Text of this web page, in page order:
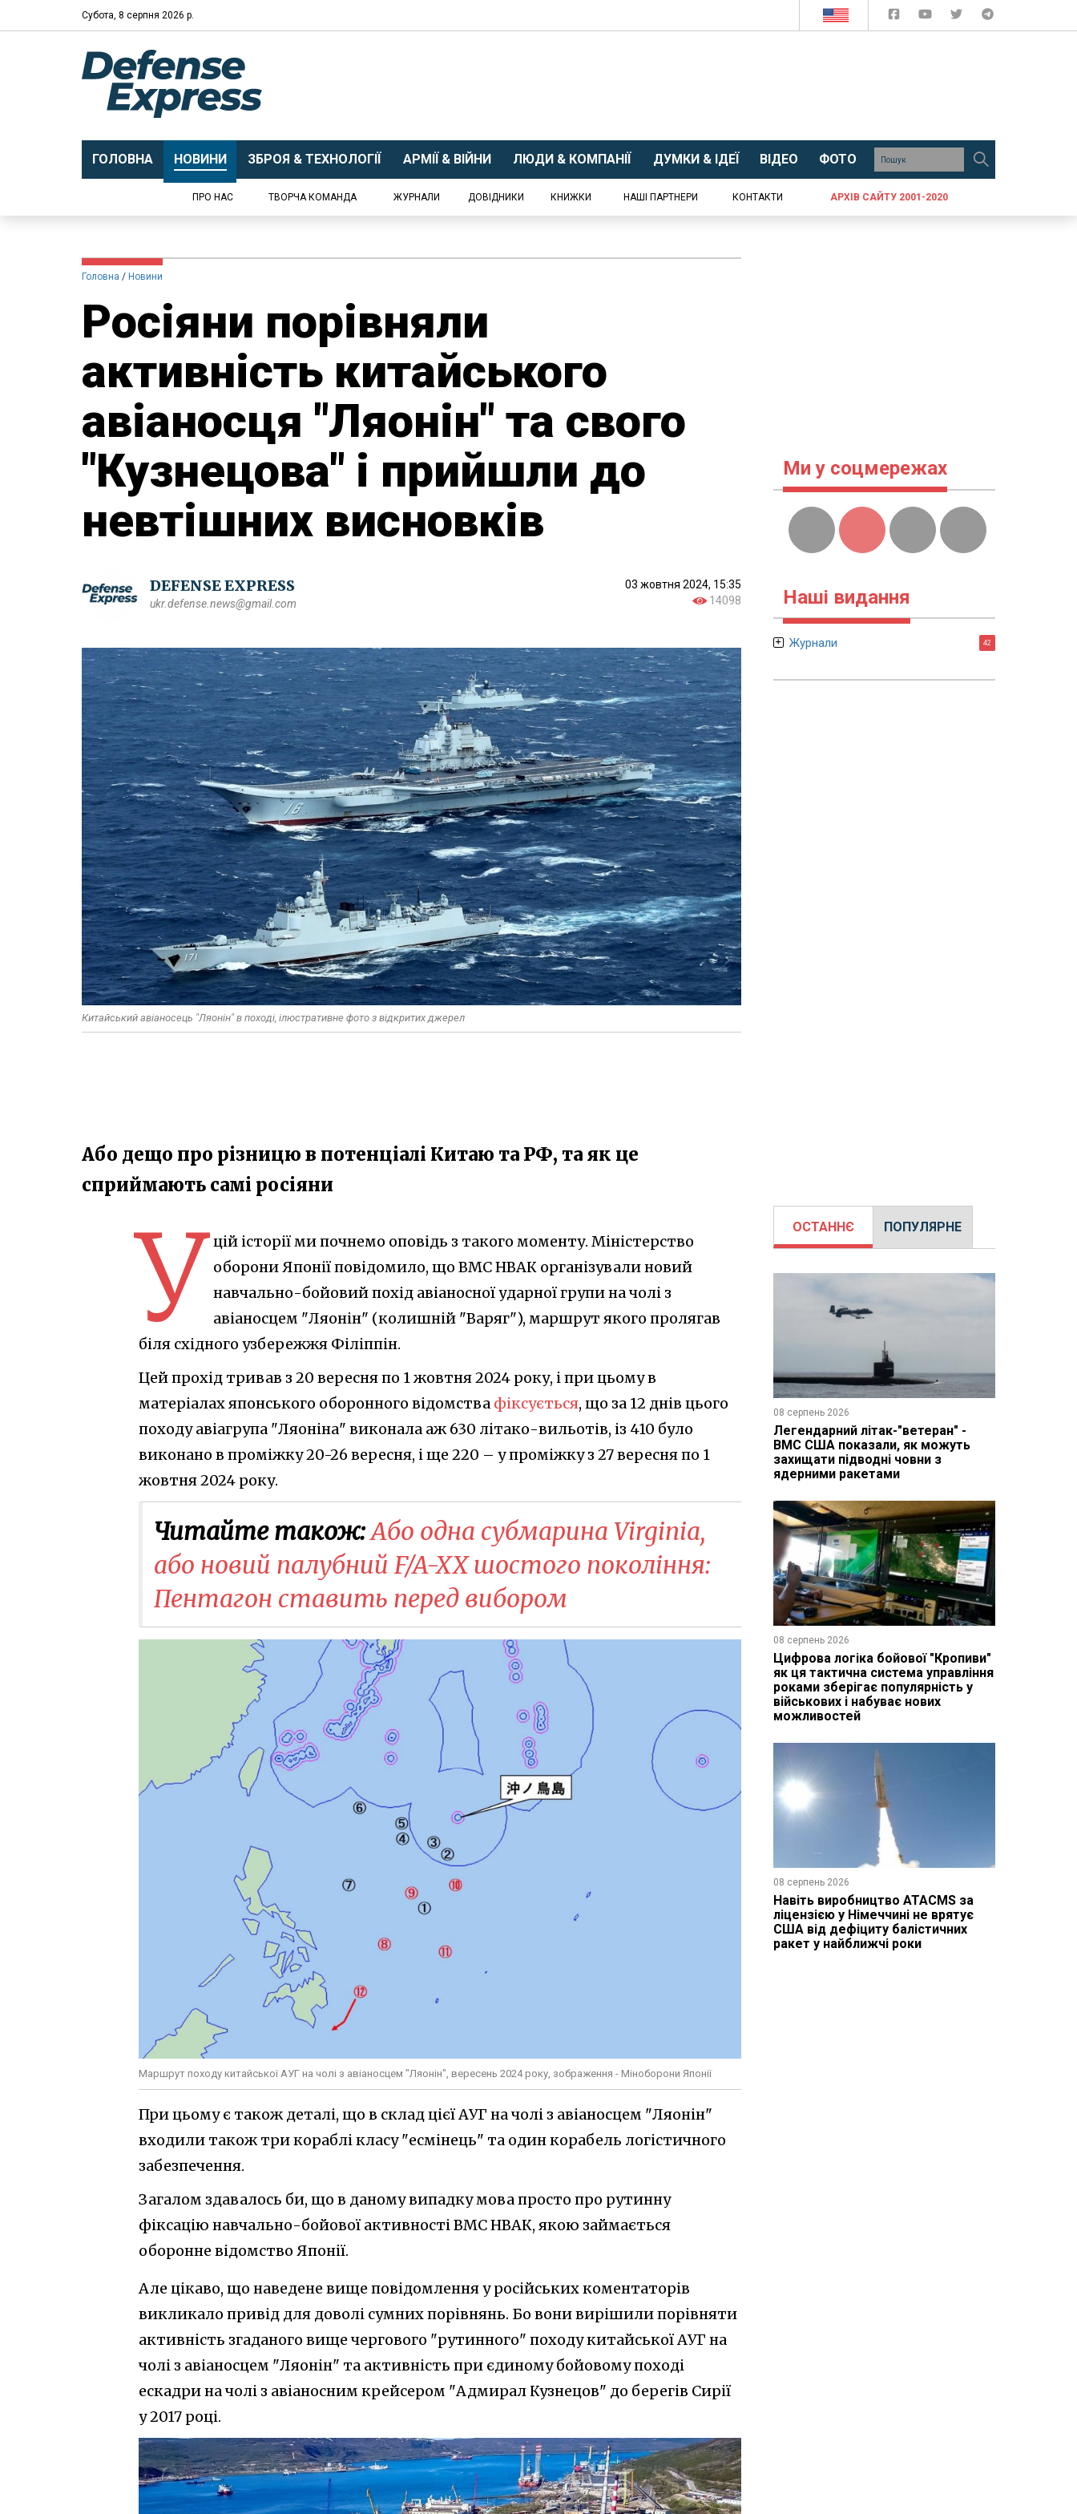
Субота, 8 серпня 2026 р.
ГОЛОВНА НОВИНИ ЗБРОЯ & ТЕХНОЛОГІЇ АРМІЇ & ВІЙНИ ЛЮДИ & КОМПАНІЇ ДУМКИ & ІДЕЇ ВІДЕО ФОТО
ПРО НАС ТВОРЧА КОМАНДА ЖУРНАЛИ ДОВІДНИКИ КНИЖКИ НАШІ ПАРТНЕРИ КОНТАКТИ АРХІВ САЙТУ 2001-2020
Головна Новини
Росіяни порівняли
активність китайського
авіаносця "Ляонін" та свого
"Кузнецова" і прийшли до
невтішних висновків
DEFENSE EXPRESS
ukr.defense.news@gmail.com
03 жовтня 2024, 15:35
14098
Китайський авіаносець "Ляонін" в поході, ілюстративне фото з відкритих джерел
Або дещо про різницю в потенціалі Китаю та РФ, та як це
сприймають самі росіяни
У цій історії ми почнемо оповідь з такого моменту. Міністерство
оборони Японії повідомило, що ВМС НВАК організували новий
навчально-бойовий похід авіаносної ударної групи на чолі з
авіаносцем "Ляонін" (колишній "Варяг"), маршрут якого пролягав
біля східного узбережжя Філіппін.
Цей прохід тривав з 20 вересня по 1 жовтня 2024 року, і при цьому в
матеріалах японського оборонного відомства фіксується, що за 12 днів цього
походу авіагрупа "Ляоніна" виконала аж 630 літако-вильотів, із 410 було
виконано в проміжку 20-26 вересня, і ще 220 – у проміжку з 27 вересня по 1
жовтня 2024 року.
Читайте також:Або одна субмарина Virginia,
або новий палубний F/A-XX шостого покоління:
Пентагон ставить перед вибором
Маршрут походу китайської АУГ на чолі з авіаносцем "Ляонін", вересень 2024 року, зображення - Міноборони Японії
При цьому є також деталі, що в склад цієї АУГ на чолі з авіаносцем "Ляонін"
входили також три кораблі класу "есмінець" та один корабель логістичного
забезпечення.
Загалом здавалось би, що в даному випадку мова просто про рутинну
фіксацію навчально-бойової активності ВМС НВАК, якою займається
оборонне відомство Японії.
Але цікаво, що наведене вище повідомлення у російських коментаторів
викликало привід для доволі сумних порівнянь. Бо вони вирішили порівняти
активність згаданого вище чергового "рутинного" походу китайської АУГ на
чолі з авіаносцем "Ляонін" та активність при єдиному бойовому поході
ескадри на чолі з авіаносним крейсером "Адмирал Кузнецов" до берегів Сирії
у 2017 році.
Ми у соцмережах
Наші видання
Журнали 42
ОСТАННЄ ПОПУЛЯРНЕ
08 серпень 2026
Легендарний літак-"ветеран" -
ВМС США показали, як можуть
захищати підводні човни з
ядерними ракетами
08 серпень 2026
Цифрова логіка бойової "Кропиви"
як ця тактична система управління
роками зберігає популярність у
військових і набуває нових
можливостей
08 серпень 2026
Навіть виробництво ATACMS за
ліцензією у Німеччині не врятує
США від дефіциту балістичних
ракет у найближчі роки